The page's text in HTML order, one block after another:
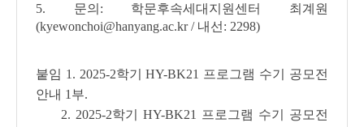
5. 문의: 학문후속세대지원센터 최계원
(kyewonchoi@hanyang.ac.kr / 내선: 2298)
붙임 1. 2025-2학기 HY-BK21 프로그램 수기 공모전
안내 1부.
2. 2025-2학기 HY-BK21 프로그램 수기 공모전